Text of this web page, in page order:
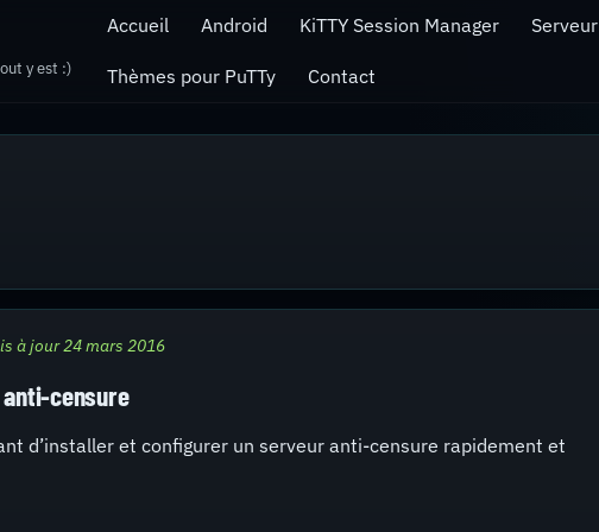
y est :)
Accueil Android KiTTY Session Manager Serveur
Thèmes pour PuTTy Contact
à jour 24 mars 2016
censure
d’installer et configurer un serveur anti-censure rapidement et